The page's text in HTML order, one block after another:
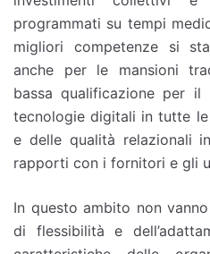
programmati su tempi
migliori competenze si
anche per le mansioni
bassa qualificazione per
tecnologie digitali in tutte
e delle qualità relazionali
rapporti con i fornitori e gli
In questo ambito non
di flessibilità e